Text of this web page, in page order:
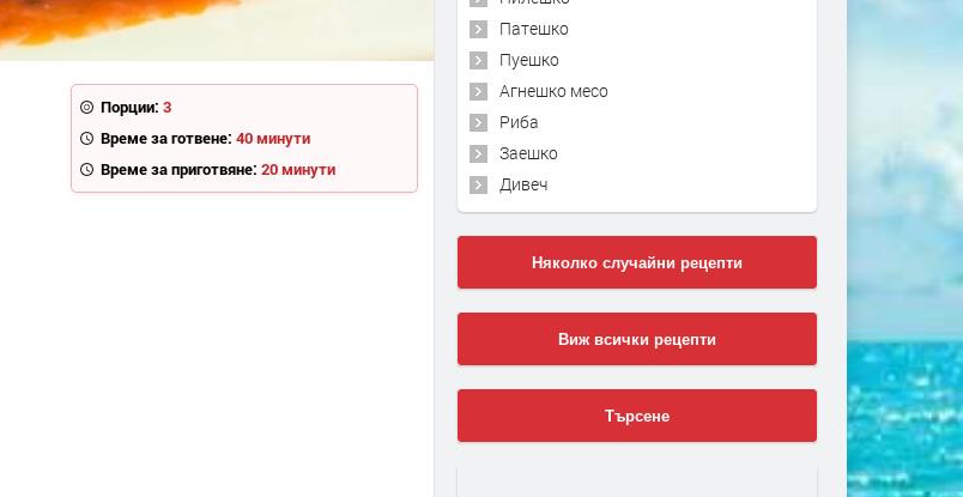
Порции: 3
Време за готвене: 40 минути
Време за приготвяне: 20 минути
Патешко
Пуешко
Агнешко месо
Риба
Заешко
Дивеч
Няколко случайни рецепти
Виж всички рецепти
Търсене